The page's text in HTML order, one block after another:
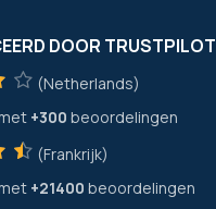
DOOR TRUSTPILOT
(Netherlands)
+300 beoordelingen
(Frankrijk)
+21400 beoordelingen